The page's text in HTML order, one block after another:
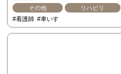
その他
リハビリ
#看護師 #車いす